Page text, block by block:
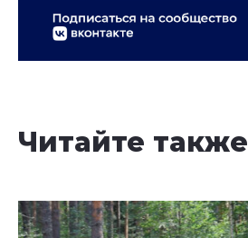
Читайте также